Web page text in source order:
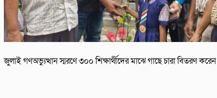
জুলাই গণঅভ্যুত্থান স্মরণে ৩০০ শিক্ষার্থীদের মাঝে গাছে চারা বিতরণ